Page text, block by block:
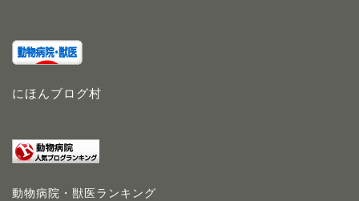
にほんブログ村
動物病院・獣医ランキング